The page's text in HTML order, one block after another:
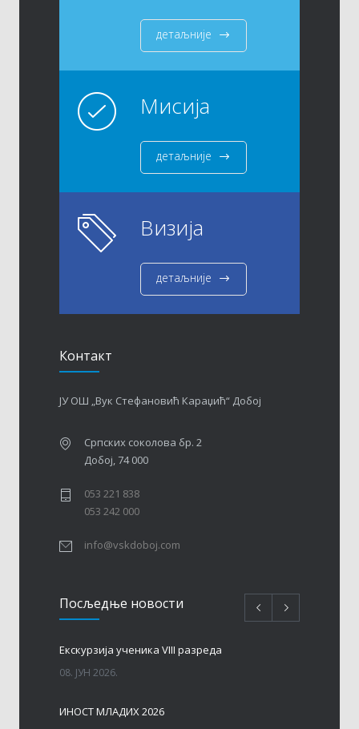
детаљније
Мисија
детаљније
Визија
детаљније
Контакт
ЈУ ОШ „Вук Стефановић Караџић“ Добој
Српских соколова бр. 2
Добој, 74 000
053 221 838
053 242 000
info@vskdoboj.com
Посљедњe новости
Eкскурзија ученика VIII разреда
08. ЈУН 2026.
ИНОСТ МЛАДИХ 2026